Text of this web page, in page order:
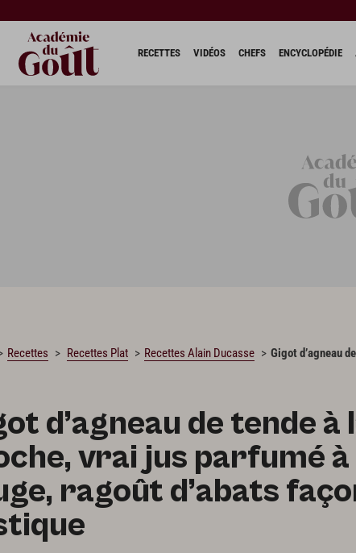
RECETTES VIDÉOS CHEFS ENCYCLOPÉDIE
Recettes Recettes Plat Recettes Alain Ducasse Gigot d’agneau
d’agneau de tende à
vrai jus parfumé à
ragoût d’abats